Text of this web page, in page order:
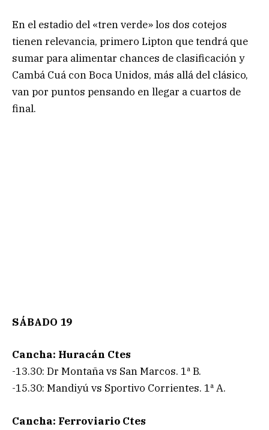
En el estadio del «tren verde» los dos cotejos
tienen relevancia, primero Lipton que tendrá que
sumar para alimentar chances de clasificación y
Cambá Cuá con Boca Unidos, más allá del clásico,
van por puntos pensando en llegar a cuartos de
final.
SÁBADO 19
Cancha: Huracán Ctes
-13.30: Dr Montaña vs San Marcos. 1ª B.
-15.30: Mandiyú vs Sportivo Corrientes. 1ª A.
Cancha: Ferroviario Ctes